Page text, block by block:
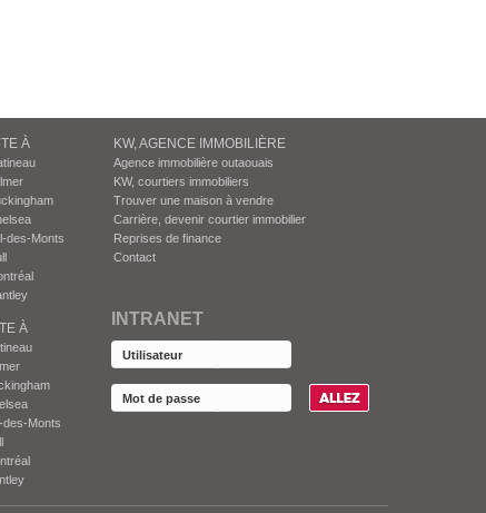
À
des-Monts
À
des-Monts
KW, AGENCE IMMOBILIÈRE
Agence immobilière outaouais
KW, courtiers immobiliers
Trouver une maison à vendre
Carrière, devenir courtier immobilier
Reprises de finance
Contact
INTRANET